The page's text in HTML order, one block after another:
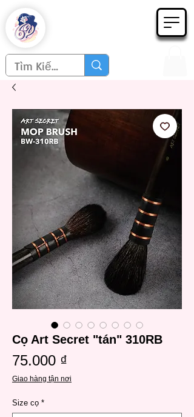
Cọ Art Secret "tán" 310RB
75.000 ₫
Giao hàng tận nơi
Size cọ *